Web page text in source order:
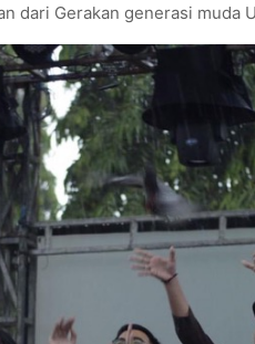
dari Gerakan generasi muda